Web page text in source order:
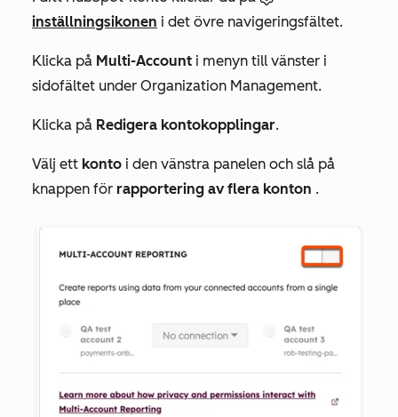
inställningsikonen i det övre navigeringsfältet.
Klicka på Multi-Account i menyn till vänster i
sidofältet under Organization Management.
Klicka på Redigera kontokopplingar.
Välj ett konto i den vänstra panelen och slå på
knappen för rapportering av flera konton .